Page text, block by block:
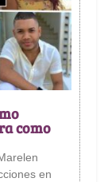
como
en